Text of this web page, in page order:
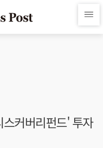
커버리펀드' 투자